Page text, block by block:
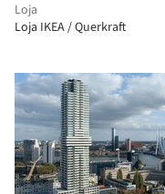
Loja
Loja IKEA / Querkraft